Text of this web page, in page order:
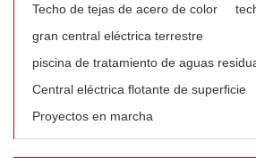
Techo de tejas de acero de color
gran central eléctrica terrestre
piscina de tratamiento de aguas
Central eléctrica flotante de superficie
Proyectos en marcha